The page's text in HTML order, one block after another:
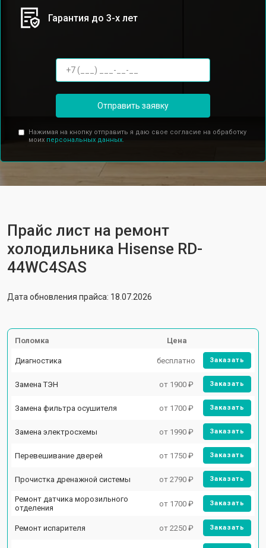
Гарантия до 3-х лет
Отправить заявку
Нажимая на кнопку отправить я даю свое согласие на обработку
моих персональных данных.
Прайс лист на ремонт
холодильника Hisense RD-
44WC4SAS
Дата обновления прайса: 18.07.2026
Поломка Цена
Диагностика бесплатно Заказать
Замена ТЭН от 1900 ₽ Заказать
Замена фильтра осушителя от 1700 ₽ Заказать
Замена электросхемы от 1990 ₽ Заказать
Перевешивание дверей от 1750 ₽ Заказать
Прочистка дренажной системы от 2790 ₽ Заказать
Ремонт датчика морозильного
отделения
от 1700 ₽ Заказать
Ремонт испарителя от 2250 ₽ Заказать